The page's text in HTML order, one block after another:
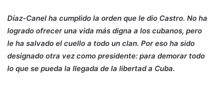
Díaz-Canel ha cumplido la orden que le dio Castro. No ha
logrado ofrecer una vida más digna a los cubanos, pero
le ha salvado el cuello a todo un clan. Por eso ha sido
designado otra vez como presidente: para demorar todo
lo que se pueda la llegada de la libertad a Cuba.